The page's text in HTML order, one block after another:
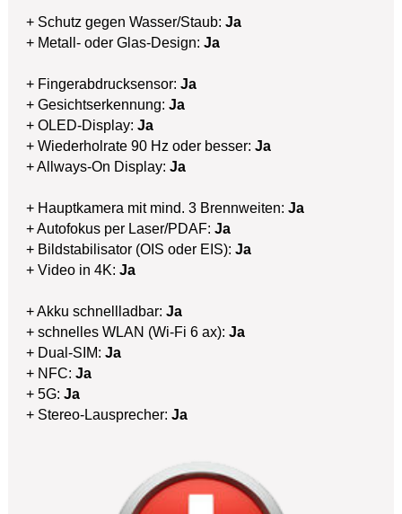
+ Schutz gegen Wasser/Staub: Ja
+ Metall- oder Glas-Design: Ja
+ Fingerabdrucksensor: Ja
+ Gesichtserkennung: Ja
+ OLED-Display: Ja
+ Wiederholrate 90 Hz oder besser: Ja
+ Allways-On Display: Ja
+ Hauptkamera mit mind. 3 Brennweiten: Ja
+ Autofokus per Laser/PDAF: Ja
+ Bildstabilisator (OIS oder EIS): Ja
+ Video in 4K: Ja
+ Akku schnellladbar: Ja
+ schnelles WLAN (Wi-Fi 6 ax): Ja
+ Dual-SIM: Ja
+ NFC: Ja
+ 5G: Ja
+ Stereo-Lausprecher: Ja